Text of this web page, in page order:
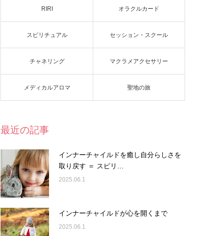
RIRI オラクルカード
スピリチュアル セッション・スクール
チャネリング マクラメアクセサリー
メディカルアロマ 聖地の旅
最近の記事
インナーチャイルドを癒し自分らしさを
取り戻す ＝ スピリ…
2025.06.1
インナーチャイルドが心を開くまで
2025.06.1